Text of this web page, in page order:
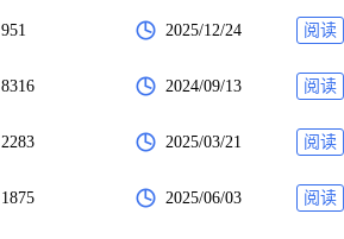
951 2025/12/24 阅读
8316 2024/09/13 阅读
2283 2025/03/21 阅读
1875 2025/06/03 阅读